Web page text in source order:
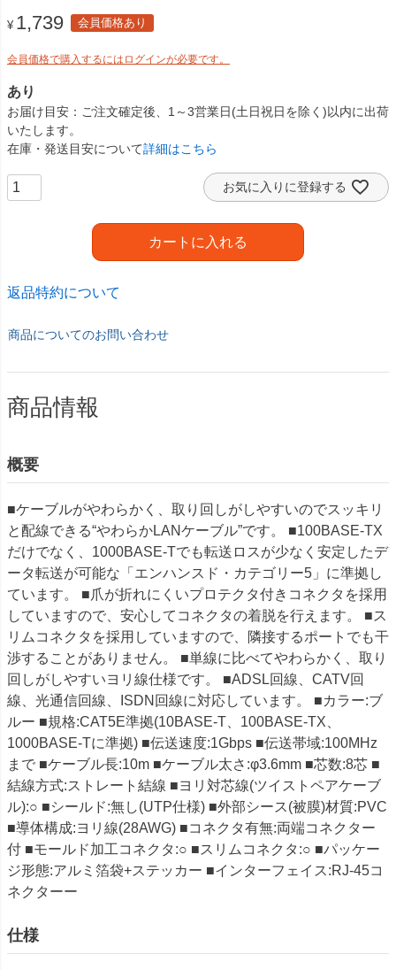
¥ 1,739 会員価格あり
会員価格で購入するにはログインが必要です。
あり
お届け目安
ご注文確定後、1～3営業日(土日祝日を除く)以内に出荷
いたします。
在庫・発送目安について詳細はこちら
お気に入りに登録する
カートに入れる
返品特約について
商品についてのお問い合わせ
商品情報
概要
■ケーブルがやわらかく、取り回しがしやすいのでスッキリ
と配線できる“やわらかLANケーブル”です。 ■100BASE-TX
だけでなく、1000BASE-Tでも転送ロスが少なく安定したデ
ータ転送が可能な「エンハンスド・カテゴリー5」に準拠し
ています。 ■爪が折れにくいプロテクタ付きコネクタを採用
していますので、安心してコネクタの着脱を行えます。 ■ス
リムコネクタを採用していますので、隣接するポートでも干
渉することがありません。 ■単線に比べてやわらかく、取り
回しがしやすいヨリ線仕様です。 ■ADSL回線、CATV回
線、光通信回線、ISDN回線に対応しています。 ■カラー:ブ
ルー ■規格:CAT5E準拠(10BASE-T、100BASE-TX、
1000BASE-Tに準拠) ■伝送速度:1Gbps ■伝送帯域:100MHz
まで ■ケーブル長:10m ■ケーブル太さ:φ3.6mm ■芯数:8芯 ■
結線方式:ストレート結線 ■ヨリ対芯線(ツイストペアケーブ
ル):○ ■シールド:無し(UTP仕様) ■外部シース(被膜)材質:PVC
■導体構成:ヨリ線(28AWG) ■コネクタ有無:両端コネクター
付 ■モールド加工コネクタ:○ ■スリムコネクタ:○ ■パッケー
ジ形態:アルミ箔袋+ステッカー ■インターフェイス:RJ-45コ
ネクターー
仕様